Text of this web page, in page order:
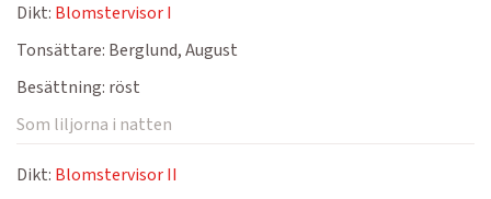
Dikt: Blomstervisor I
Tonsättare: Berglund, August
Besättning: röst
Som liljorna i natten
Dikt: Blomstervisor II